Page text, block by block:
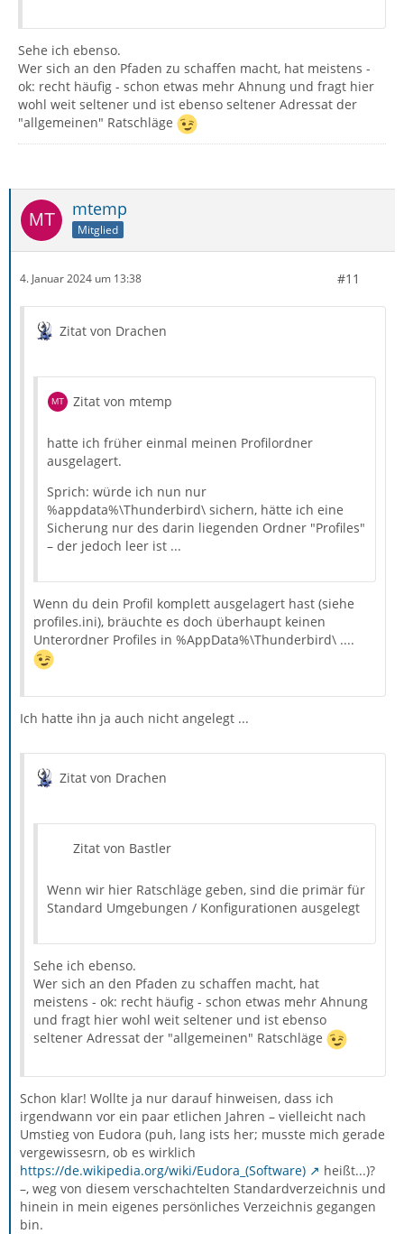
Sehe ich ebenso.
Wer sich an den Pfaden zu schaffen macht, hat meistens -
ok: recht häufig - schon etwas mehr Ahnung und fragt hier
wohl weit seltener und ist ebenso seltener Adressat der
"allgemeinen" Ratschläge
mtemp
Mitglied
4. Januar 2024 um 13:38 #11
Zitat von Drachen
Zitat von mtemp
hatte ich früher einmal meinen Profilordner
ausgelagert.
Sprich: würde ich nun nur
%appdata%\Thunderbird\ sichern, hätte ich eine
Sicherung nur des darin liegenden Ordner "Profiles"
– der jedoch leer ist ...
Wenn du dein Profil komplett ausgelagert hast (siehe
profiles.ini), bräuchte es doch überhaupt keinen
Unterordner Profiles in %AppData%\Thunderbird\ ....
Ich hatte ihn ja auch nicht angelegt ...
Zitat von Drachen
Zitat von Bastler
Wenn wir hier Ratschläge geben, sind die primär für
Standard Umgebungen / Konfigurationen ausgelegt
Sehe ich ebenso.
Wer sich an den Pfaden zu schaffen macht, hat
meistens - ok: recht häufig - schon etwas mehr Ahnung
und fragt hier wohl weit seltener und ist ebenso
seltener Adressat der "allgemeinen" Ratschläge
Schon klar! Wollte ja nur darauf hinweisen, dass ich
irgendwann vor ein paar etlichen Jahren – vielleicht nach
Umstieg von Eudora (puh, lang ists her; musste mich gerade
vergewissesrn, ob es wirklich
https://de.wikipedia.org/wiki/Eudora_(Software)
heißt...)?
–, weg von diesem verschachtelten Standardverzeichnis und
hinein in mein eigenes persönliches Verzeichnis gegangen
bin.